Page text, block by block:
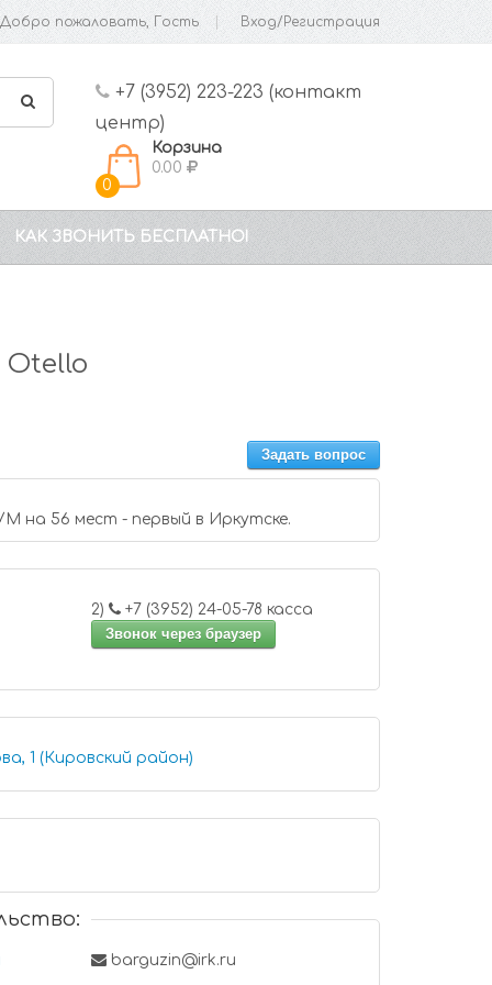
Добро пожаловать, Гость Вход/Регистрация
+7 (3952) 223-223 (контакт
центр)
0
Корзина
0.00
КАК ЗВОНИТЬ БЕСПЛАТНО!
Задать вопрос
на 56 мест - первый в Иркутске.
2)
+7 (3952) 24-05-78 касса
Звонок через браузер
1 (Кировский район)
barguzin@irk.ru